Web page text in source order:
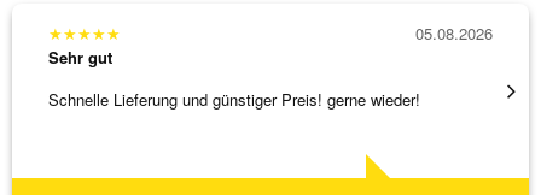
★★★★★
Sehr gut
Schnelle Lieferung und günstiger Preis! gerne wieder!
05.08.2026
Ich